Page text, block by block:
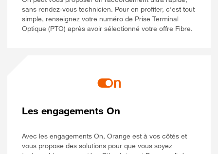
sans rendez-vous technicien. Pour en profiter, c’est tout
simple, renseignez votre numéro de Prise Terminal
Optique (PTO) après avoir sélectionné votre offre Fibre.
Les engagements On
Avec les engagements On, Orange est à vos côtés et
vous propose des solutions pour que vous soyez